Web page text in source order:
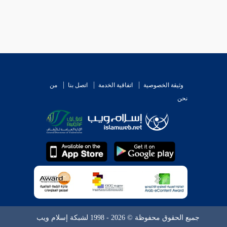
وثيقة الخصوصية اتفاقية الخدمة اتصل بنا
من
نحن
جميع الحقوق محفوظة © 2026 - 1998 لشبكة إسلام ويب